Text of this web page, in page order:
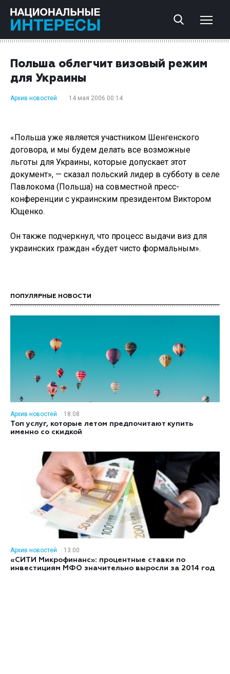
Польша облегчит визовый режим
для Украины
Архив новостей 14 мая 2006 00:14
«Польша уже является участником Шенгенского
договора, и мы будем делать все возможные
льготы для Украины, которые допускает этот
документ», — сказал польский лидер в субботу в селе
Павлокома (Польша) на совместной пресс-
конференции с украинским президентом Виктором
Ющенко.
Он также подчеркнул, что процесс выдачи виз для
украинских граждан «будет чисто формальным».
ПОПУЛЯРНЫЕ НОВОСТИ
Архив новостей
18:08
Топ услуг, которые летом предпочитают купить
именно со скидкой
Архив новостей
13:00
«СИТИ Микрофинанс»: процентные ставки по
инвестициям МФО значительно выросли за 2014 год